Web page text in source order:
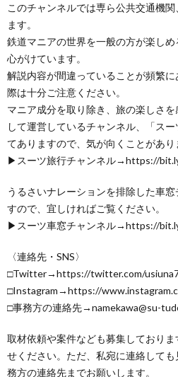
このチャンネルでは専ら公共交通機
ます。
鉄道マニアの世界を一般の方が楽し
心がけています。
解説内容が間違っていることが頻繁
際は十分ご注意ください。
マニア成分を取り除き、旅の楽しさ
して運営しているチャンネル、「ス
てありますので、気が向くことがあり
▶スーツ旅行チャンネル→https://
うるさいナレーションを排除した車
すので、宜しければご覧ください。
▶スーツ車窓チャンネル→https://
〈連絡先・SNS〉
□Twitter→https://twitter.com/
□Instagram→https://
□事務方の連絡先→namekawa@su-
取材依頼や案件なども募集しており
せください。ただ、私宛に連絡して
務方の連絡先までお願いします。